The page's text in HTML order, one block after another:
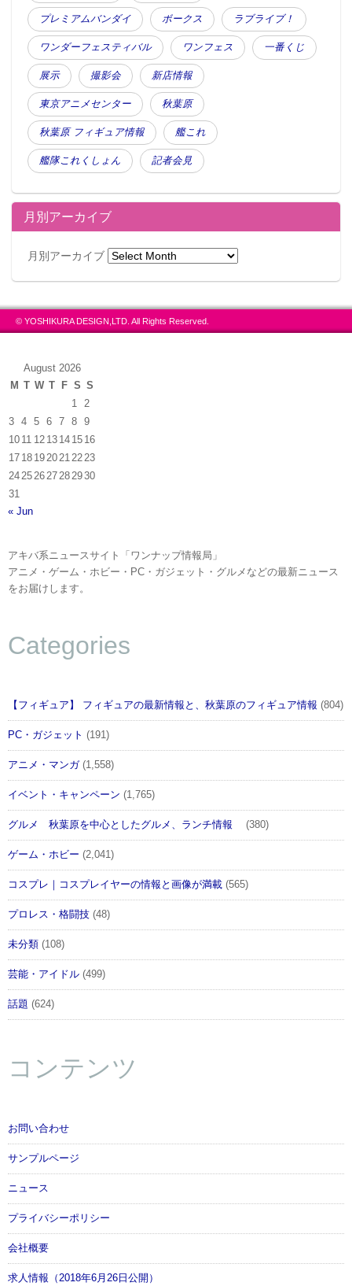
プレミアムバンダイ ボークス ラブライブ！
ワンダーフェスティバル ワンフェス 一番くじ
展示 撮影会 新店情報
東京アニメセンター 秋葉原
秋葉原 フィギュア情報 艦これ
艦隊これくしょん 記者会見
月別アーカイブ
月別アーカイブ
© YOSHIKURA DESIGN,LTD. All Rights Reserved.
August 2026
M T W T F S S
1
2
3
4 5 6 7 8
9
10 11 12 13 14 15 16
17 18 19 20 21 22 23
24 25 26 27 28 2930
31
« Jun
アキバ系ニュースサイト「ワンナップ情報局」
アニメ・ゲーム・ホビー・PC・ガジェット・グルメなどの最新ニュース
をお届けします。
Categories
【フィギュア】 フィギュアの最新情報と、秋葉原のフィギュア情報 (804)
PC・ガジェット (191)
アニメ・マンガ(1,558)
イベント・キャンペーン (1,765)
グルメ 秋葉原を中心としたグルメ、ランチ情報 (380)
ゲーム・ホビー (2,041)
コスプレ｜コスプレイヤーの情報と画像が満載 (565)
プロレス・格闘技 (48)
未分類 (108)
芸能・アイドル (499)
話題 (624)
コンテンツ
お問い合わせ
サンプルページ
ニュース
プライバシーポリシー
会社概要
求人情報（2018年6月26日公開）